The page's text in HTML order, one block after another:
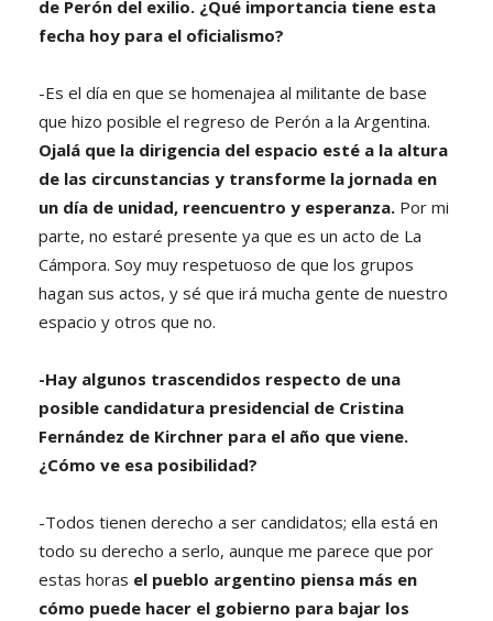
de Perón del exilio. ¿Qué importancia tiene esta
fecha hoy para el oficialismo?
-Es el día en que se homenajea al militante de base
que hizo posible el regreso de Perón a la Argentina.
Ojalá que la dirigencia del espacio esté a la altura
de las circunstancias y transforme la jornada en
un día de unidad, reencuentro y esperanza. Por mi
parte, no estaré presente ya que es un acto de La
Cámpora. Soy muy respetuoso de que los grupos
hagan sus actos, y sé que irá mucha gente de nuestro
espacio y otros que no.
-Hay algunos trascendidos respecto de una
posible candidatura presidencial de Cristina
Fernández de Kirchner para el año que viene.
¿Cómo ve esa posibilidad?
-Todos tienen derecho a ser candidatos; ella está en
todo su derecho a serlo, aunque me parece que por
estas horas el pueblo argentino piensa más en
cómo puede hacer el gobierno para bajar los